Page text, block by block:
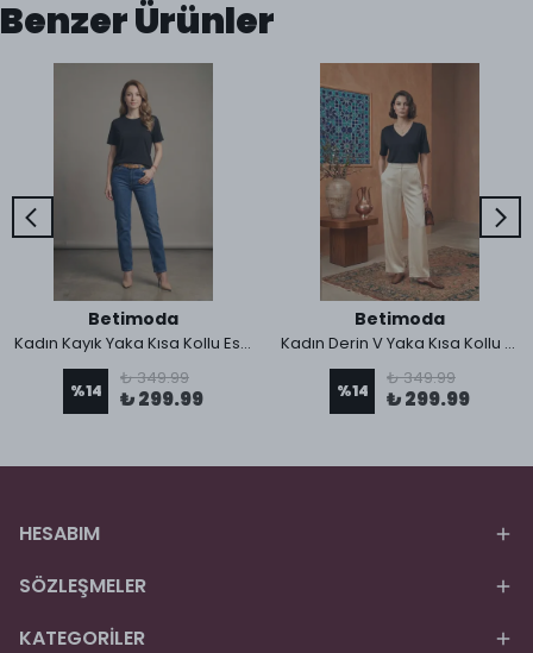
Benzer Ürünler
Betimoda
Kadın Kayık Yaka Kısa Kollu Esnek Viskon Body
%14
₺ 349.99
₺ 299.99
Betimoda
Kadın Derin V Yaka Kısa Kollu Esnek Viskon Body
%14
₺ 349.99
₺ 299.99
HESABIM
SÖZLEŞMELER
KATEGORİLER